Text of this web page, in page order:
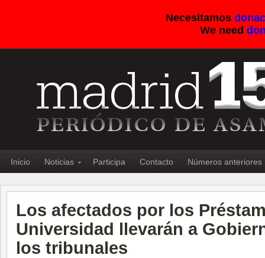
Necesitamos
We need
Inicio Noticias Participa Contacto Números anteriores
Los afectados por los
Universidad llevarán a
los tribunales